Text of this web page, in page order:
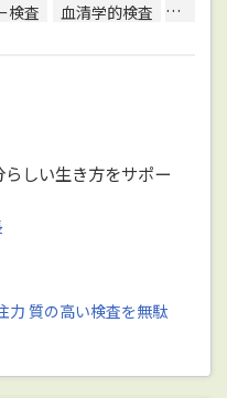
検査 血清学的検査 細菌検
しい生き方をサポー
力 質の高い検査を無駄